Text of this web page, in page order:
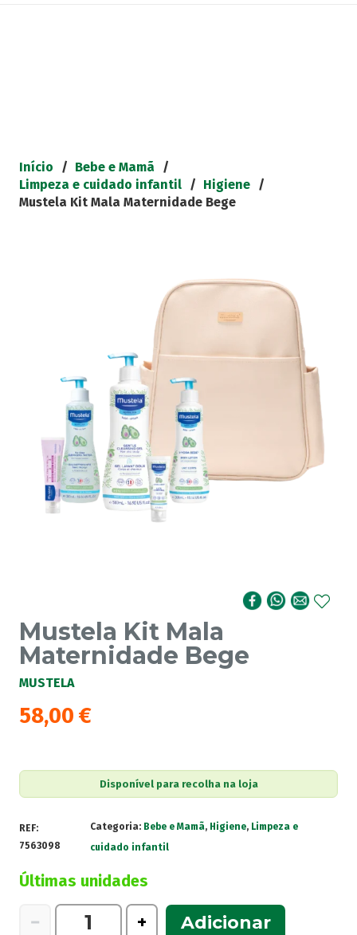
Início / Bebe e Mamã
/
Limpeza e cuidado infantil / Higiene /
Mustela Kit Mala Maternidade Bege
Mustela Kit Mala
Maternidade Bege
MUSTELA
58,00 €
Disponível para recolha na loja
REF:
7563098
Categoria: Bebe e Mamã, Higiene, Limpeza e
cuidado infantil
Últimas unidades
−
Quantidade
+ Adicionar